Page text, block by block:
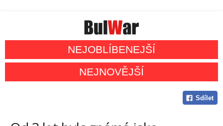
NEJOBLÍBENEJŠÍ
NEJNOVĚJŠÍ
Sdílet